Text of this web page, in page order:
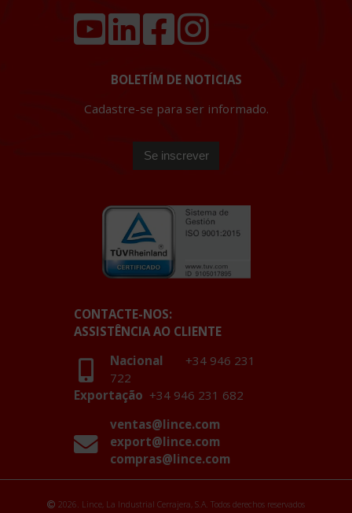
BOLETÍM DE NOTICIAS
Cadastre-se para ser informado.
CONTACTE-NOS:
ASSISTÊNCIA AO CLIENTE
Nacional +34 946 231
722
Exportação +34 946 231 682
ventas@lince.com
export@lince.com
compras@lince.com
2026. Lince, La Industrial Cerrajera, S.A. Todos derechos reservados